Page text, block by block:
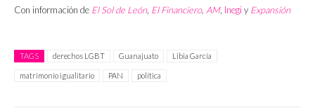
Con información de El Sol de León, El Financiero, AM, Inegi y Expansión
TAGS derechos LGBT Guanajuato Libia García
matrimonio igualitario PAN política